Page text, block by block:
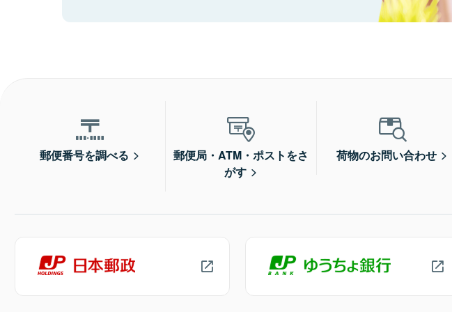
郵便番号を調べる
郵便局・ATM・ポストをさ
がす
荷物のお問い合わせ